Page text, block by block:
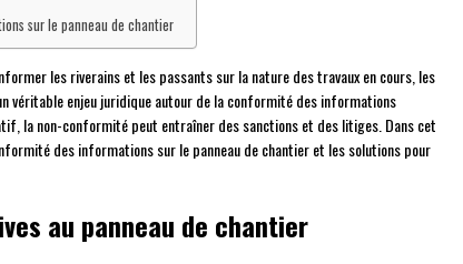
sur le panneau de chantier
les riverains et les passants sur la nature des travaux en cours, les
véritable enjeu juridique autour de la conformité des informations
la non-conformité peut entraîner des sanctions et des litiges. Dans cet
des informations sur le panneau de chantier et les solutions pour
au panneau de chantier